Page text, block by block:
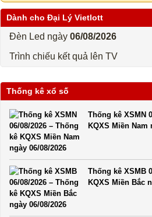
Dành cho Đại Lý Vietlott
Đèn Led ngày 06/08/2026
Trình chiếu kết quả lên TV
Thống kê xổ số
Thống kê XSMN
KQXS Miền Nam
Thống kê XSMB
KQXS Miền Bắc